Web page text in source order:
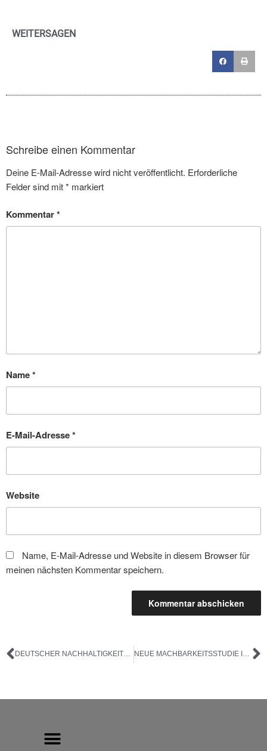
WEITERSAGEN
Schreibe einen Kommentar
Deine E-Mail-Adresse wird nicht veröffentlicht. Erforderliche
Felder sind mit* markiert
Kommentar*
Name*
E-Mail-Adresse*
Website
Name, E-Mail-Adresse und Website in diesem Browser für
meinen nächsten Kommentar speichern.
DEUTSCHER NACHHALTIGKEITSPREIS NEUE MACHBARKEITSSTUDIE IM PLANUNGSAUSSCHUSS